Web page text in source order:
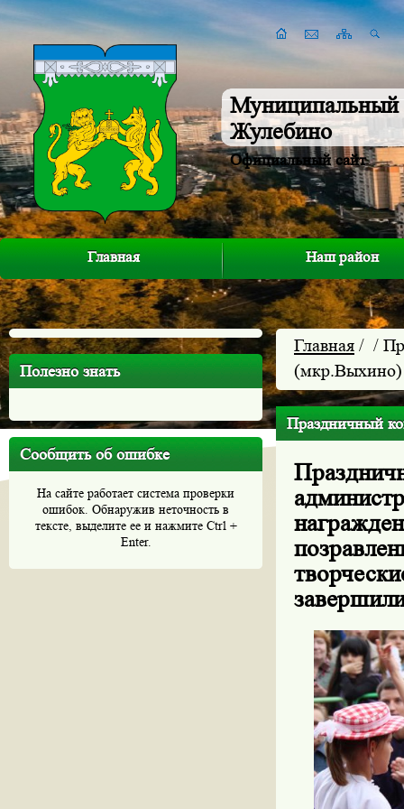
Муниципальный
Жулебино
Официальный сайт
Главная Наш район
Полезно знать
Сообщить об ошибке
На сайте работает система проверки
ошибок. Обнаружив неточность в
тексте, выделите ее и нажмите Ctrl +
Enter.
Главная / /
(мкр.Выхино)
Праздничный